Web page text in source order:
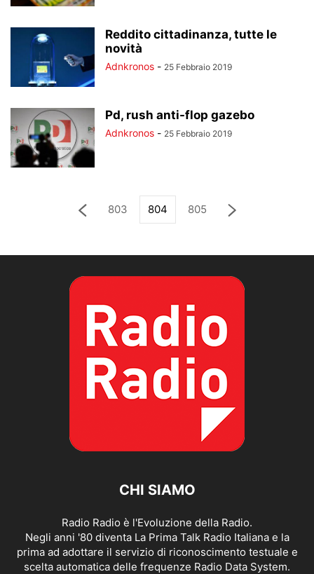
Reddito cittadinanza, tutte le
novità
Adnkronos - 25 Febbraio 2019
Pd, rush anti-flop gazebo
Adnkronos - 25 Febbraio 2019
803 804 805
CHI SIAMO
Radio Radio è l'Evoluzione della Radio.
Negli anni '80 diventa La Prima Talk Radio Italiana e la
prima ad adottare il servizio di riconoscimento testuale e
scelta automatica delle frequenze Radio Data System.